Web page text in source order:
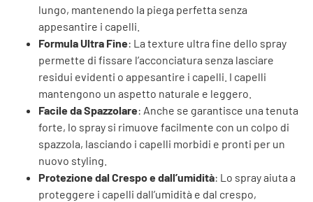
lungo, mantenendo la piega perfetta senza
appesantire i capelli.
Formula Ultra Fine: La texture ultra fine dello spray
permette di fissare l’acconciatura senza lasciare
residui evidenti o appesantire i capelli. I capelli
mantengono un aspetto naturale e leggero.
Facile da Spazzolare: Anche se garantisce una tenuta
forte, lo spray si rimuove facilmente con un colpo di
spazzola, lasciando i capelli morbidi e pronti per un
nuovo styling.
Protezione dal Crespo e dall’umidità: Lo spray aiuta a
proteggere i capelli dall’umidità e dal crespo,